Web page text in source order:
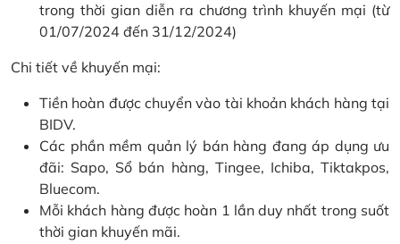
trong thời gian diễn ra chương trình khuyến mại (từ
01/07/2024 đến 31/12/2024)
Chi tiết về khuyến mại:
Tiền hoàn được chuyển vào tài khoản khách hàng tại
BIDV.
Các phần mềm quản lý bán hàng đang áp dụng ưu
đãi: Sapo, Sổ bán hàng, Tingee, Ichiba, Tiktakpos,
Bluecom.
Mỗi khách hàng được hoàn 1 lần duy nhất trong suốt
thời gian khuyến mãi.